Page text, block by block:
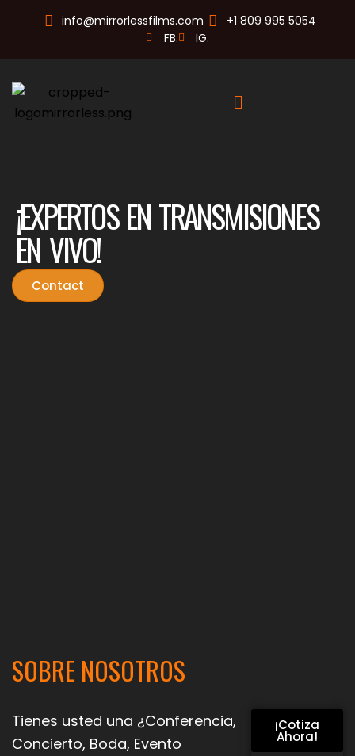
info@mirrorlessfilms.com
+1 809 995 5054
FB.
IG.
¡EXPERTOS EN TRANSMISIONES
EN VIVO!
Contact
SOBRE NOSOTROS
Tienes usted una ¿Conferencia,
Concierto, Boda, Evento
¡Cotiza
Ahora!